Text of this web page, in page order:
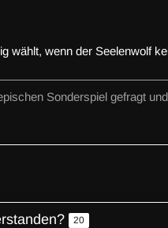
wählt, wenn der Seelenwolf
Sonderspiel gefragt
20